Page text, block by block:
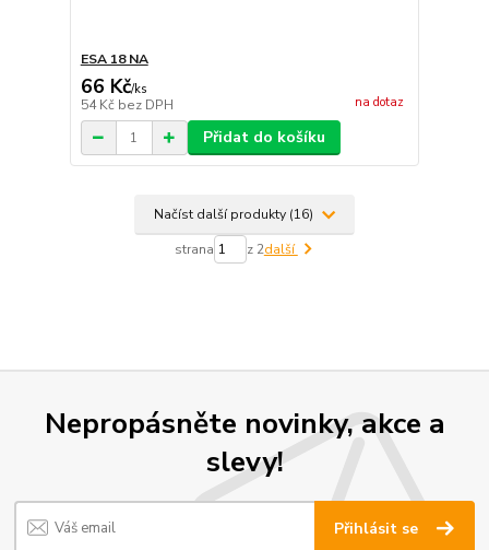
ESA 18 NA
66 Kč/ks
54 Kč bez DPH na dotaz
Přidat do košíku
Načíst další produkty (16)
strana z 2další
Nepropásněte novinky, akce a
slevy!
Přihlásit se